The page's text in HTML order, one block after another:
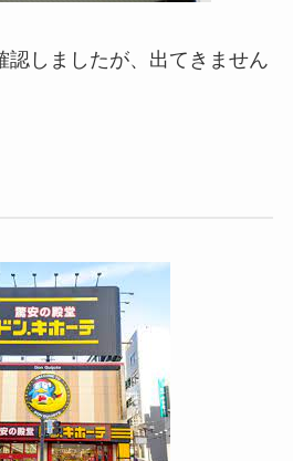
認しましたが、出てきません